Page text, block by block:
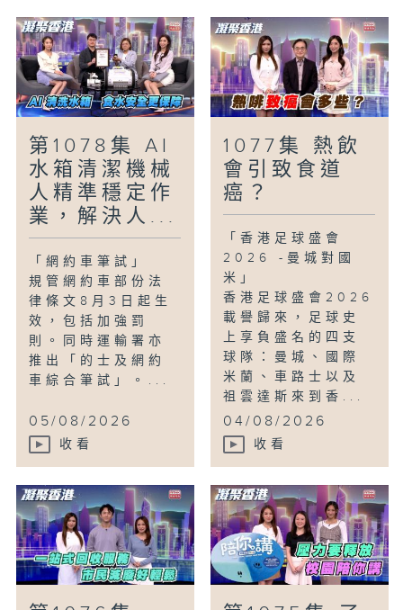
第1078集 AI
水箱清潔機械
人精準穩定作
業，解決人...
「網約車筆試」
規管網約車部份法
律條文8月3日起生
效，包括加強罰
則。同時運輸署亦
推出「的士及網約
車綜合筆試」。...
05/08/2026
收看
1077集 熱飲
會引致食道
癌？
「香港足球盛會
2026 -曼城對國
米」
香港足球盛會2026
載譽歸來，足球史
上享負盛名的四支
球隊：曼城、國際
米蘭、車路士以及
祖雲達斯來到香...
04/08/2026
收看